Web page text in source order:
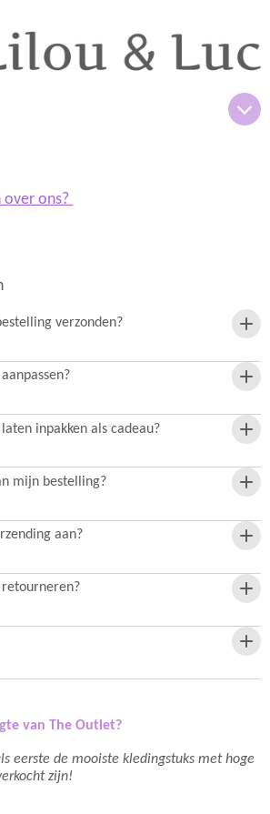
over ons?
verzonden?
inpakken als cadeau?
mijn bestelling?
aan?
van The Outlet?
eerste de mooiste kledingstuks met hoge
zijn!